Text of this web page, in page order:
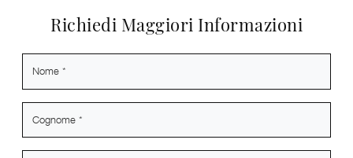
Richiedi Maggiori Informazioni